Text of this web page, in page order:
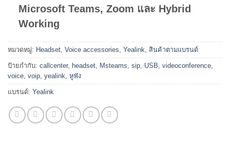
Microsoft Teams, Zoom และ Hybrid
Working
หมวดหมู่: Headset Voice accessories Yealink สินค้าตามแบรนด์
ป้ายกำกับ: callcenter, headset Msteams sip USB videoconference
voice voip yealink หูฟัง
แบรนด์: Yealink